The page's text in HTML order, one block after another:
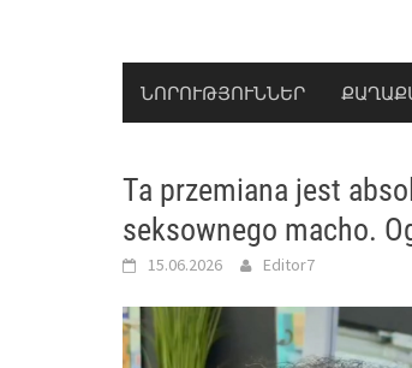
ՆՈՐՈՒԹՅՈՒՆՆԵՐ
Ta przemiana jest
seksownego macho.
15.06.2026 Editor7